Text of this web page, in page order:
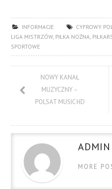
INFORMACJE CYFROWY
LIGA MISTRZÓW, PIŁKA NOŻNA,
SPORTOWE
NOWY KANAŁ
MUZYCZNY –
POLSAT MUSIC HD
ADMIN
MORE